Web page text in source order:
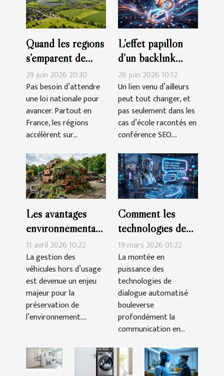
Quand les régions
s’emparent de
l’innovation verte
29 juin 2026 20:30
Pas besoin d’attendre
une loi nationale pour
avancer. Partout en
France, les régions
accélèrent sur...
L’effet papillon
d’un backlink
inattendu sur
votre trafic
organique
26 juin 2026 10:12
Un lien venu d’ailleurs
peut tout changer, et
pas seulement dans les
cas d’école racontés en
conférence SEO....
Les avantages
environnementaux
du recyclage de
véhicules hors
d'usage
11 avril 2026 10:22
La gestion des
véhicules hors d’usage
est devenue un enjeu
majeur pour la
préservation de
l’environnement....
Comment les
technologies de
dialogue
automatisé
transforment-elles
la communication
en ligne ?
19 mars 2026 01:22
La montée en
puissance des
technologies de
dialogue automatisé
bouleverse
profondément la
communication en...